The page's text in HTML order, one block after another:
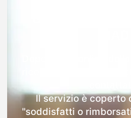
Il servizio è coperto
"soddisfatti o